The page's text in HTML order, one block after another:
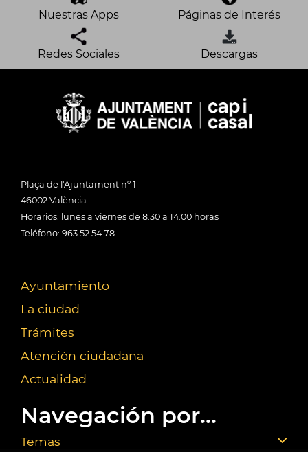
Nuestras Apps Páginas de Interés
Redes Sociales Descargas
Plaça de l'Ajuntament nº 1
46002 València
Horarios: lunes a viernes de 8:30 a 14:00 horas
Teléfono: 963 52 54 78
Ayuntamiento
La ciudad
Trámites
Atención ciudadana
Actualidad
Navegación por...
Temas